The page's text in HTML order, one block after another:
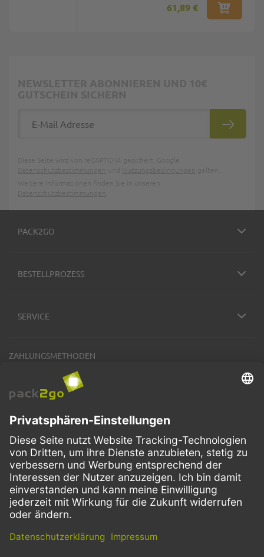
61,89 €
PACK2GO
BESTELLPROZESS
SERVICE
ZAHLUNGSMETHODEN
VERSANDARTEN
FacebookInstagramLinkedIn